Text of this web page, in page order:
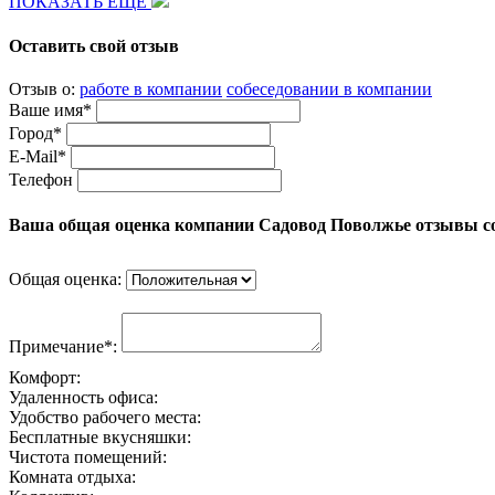
Оставить свой отзыв
Отзыв о: работе в компании собеседовании в компании
Ваше имя*
Город*
E-Mail*
Телефон
Ваша общая оценка компании Садовод Поволжье отзывы
Общая оценка:
Примечание*:
Комфорт:
Удаленность офиса:
Удобство рабочего места:
Бесплатные вкусняшки:
Чистота помещений:
Комната отдыха: